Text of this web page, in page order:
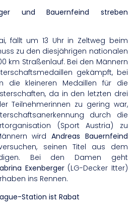
und Bauernfeind streben
fällt um 13 Uhr in Zeltweg beim
zu den diesjährigen nationalen
km Straßenlauf. Bei den Männern
gekämpft, bei
die kleineren Medaillen für die
da in den letzten drei
Teilnehmerinnen zu gering war,
durch die
(Sport Austria) zu
wird Andreas Bauernfeind
seinen Titel aus dem
Bei den Damen geht
Exenberger(LG-Decker Itter)
ins Rennen.
Station ist Rabat